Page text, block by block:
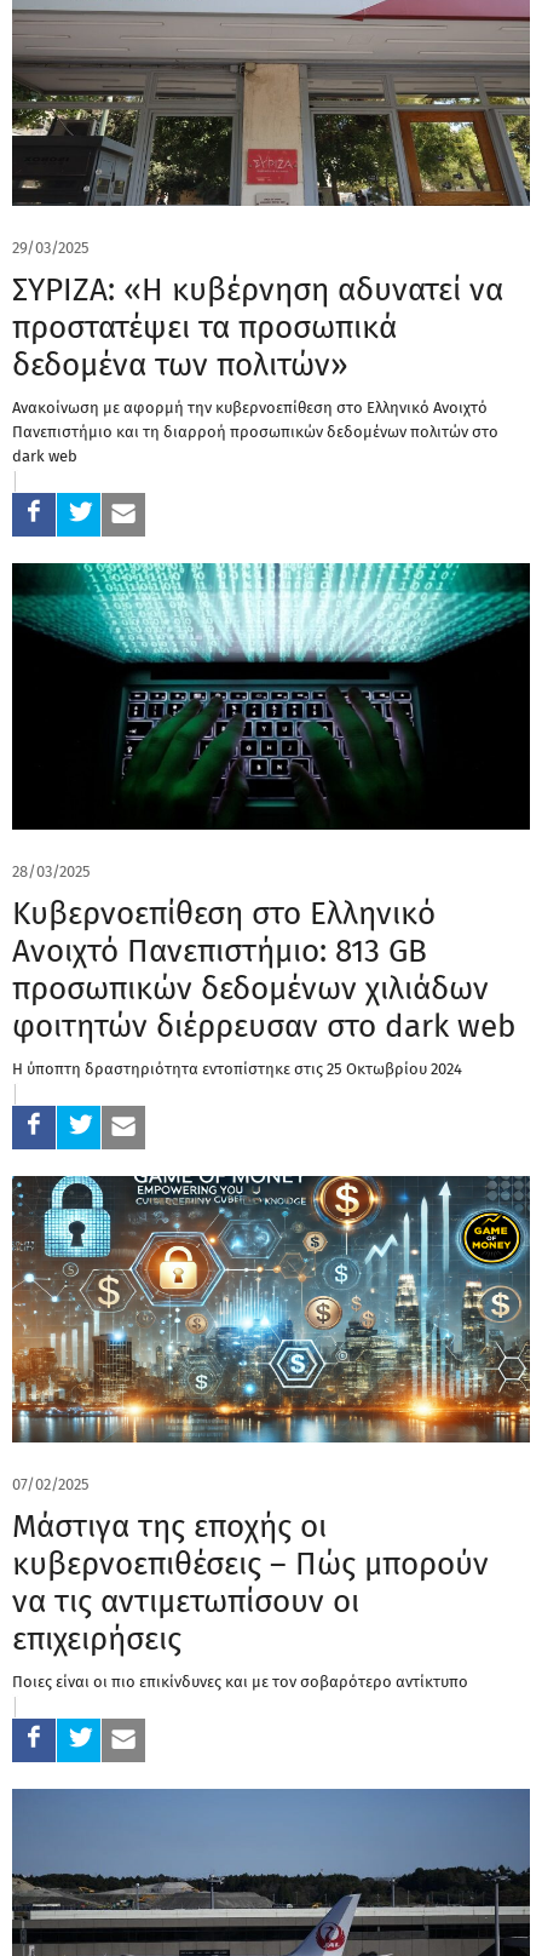
29/03/2025
ΣΥΡΙΖΑ: «Η κυβέρνηση αδυνατεί να
προστατέψει τα προσωπικά
δεδομένα των πολιτών»
Ανακοίνωση με αφορμή την κυβερνοεπίθεση στο Ελληνικό Ανοιχτό
Πανεπιστήμιο και τη διαρροή προσωπικών δεδομένων πολιτών στο
dark web
28/03/2025
Kυβερνοεπίθεση στο Ελληνικό
Ανοιχτό Πανεπιστήμιο: 813 GB
προσωπικών δεδομένων χιλιάδων
φοιτητών διέρρευσαν στο dark web
Η ύποπτη δραστηριότητα εντοπίστηκε στις 25 Οκτωβρίου 2024
07/02/2025
Μάστιγα της εποχής οι
κυβερνοεπιθέσεις – Πώς μπορούν
να τις αντιμετωπίσουν οι
επιχειρήσεις
Ποιες είναι οι πιο επικίνδυνες και με τον σοβαρότερο αντίκτυπο